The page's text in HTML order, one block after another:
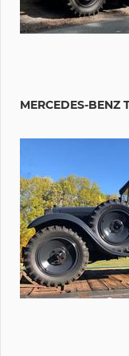
MERCEDES-BENZ